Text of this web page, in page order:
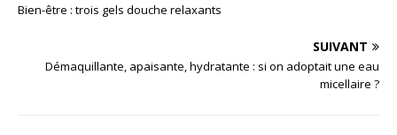
Bien-être : trois gels douche relaxants
SUIVANT
Démaquillante, apaisante, hydratante : si on adoptait une eau
micellaire ?